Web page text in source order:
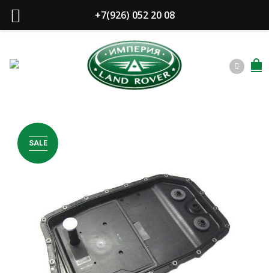
SALE
+7(926) 052 20 08